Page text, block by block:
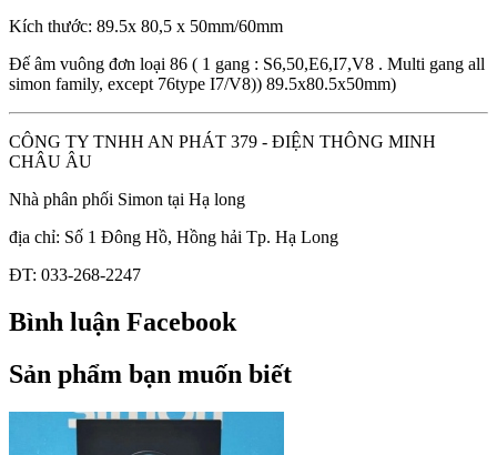
Kích thước: 89.5x 80,5 x 50mm/60mm
Đế âm vuông đơn loại 86 ( 1 gang : S6,50,E6,I7,V8 . Multi gang all
simon family, except 76type I7/V8)) 89.5x80.5x50mm)
CÔNG TY TNHH AN PHÁT 379 - ĐIỆN THÔNG MINH
CHÂU ÂU
Nhà phân phối Simon tại Hạ long
địa chỉ: Số 1 Đông Hồ, Hồng hải Tp. Hạ Long
ĐT: 033-268-2247
Bình luận Facebook
Sản phẩm bạn muốn biết